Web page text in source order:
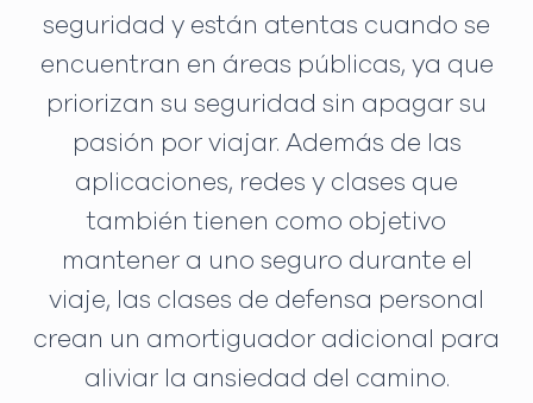
seguridad y están atentas cuando se
encuentran en áreas públicas, ya que
priorizan su seguridad sin apagar su
pasión por viajar. Además de las
aplicaciones, redes y clases que
también tienen como objetivo
mantener a uno seguro durante el
viaje, las clases de defensa personal
crean un amortiguador adicional para
aliviar la ansiedad del camino.